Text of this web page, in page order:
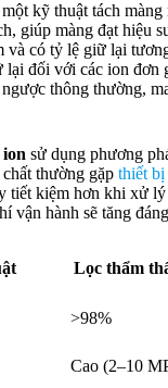
kỹ thuật tách
giúp màng đạt hiệu
có tỷ lệ giữ lại
đối với các ion đơn
thông thường,
ion sử dụng phương
thường gặp thiết bị
tiết kiệm hơn khi xử
vận hành sẽ tăng
Lọc thẩm
>98%
Cao (2–10